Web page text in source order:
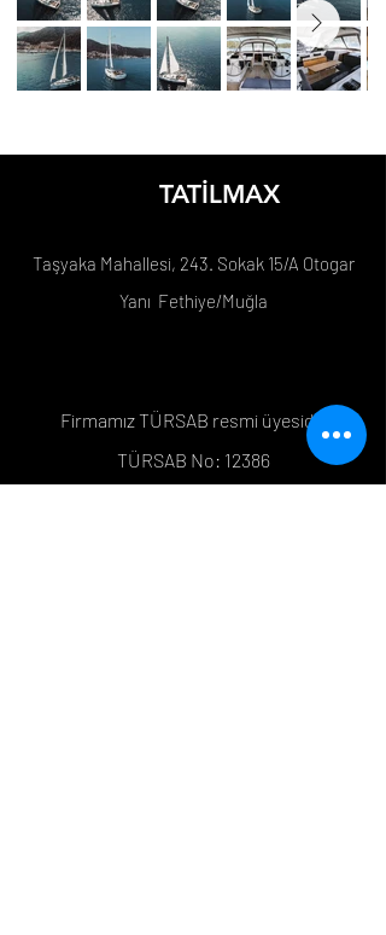
TATİLMAX
Taşyaka Mahallesi, 243. Sokak 15/A Otogar
Yanı Fethiye/Muğla
Firmamız TÜRSAB resmi üyesidir
TÜRSAB No: 12386